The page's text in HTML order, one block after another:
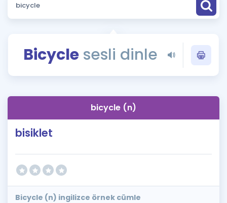
Sözlük
Rehberlik Aracı
ÖSYM Sınav Takvimi
Kampanyalar
Blog
Hakkımızda
Bicyclesesli dinle
bicycle (n)
bisiklet
Bicycle (n) ingilizce örnek cümle